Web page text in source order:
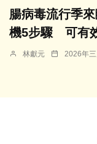
腸病毒流行季
機5步驟 可有
林獻元 2026年